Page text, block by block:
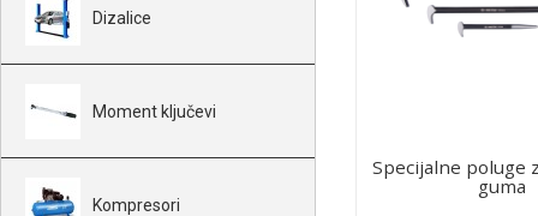
Dizalice
Moment ključevi
Kompresori
Specijalne poluge
guma